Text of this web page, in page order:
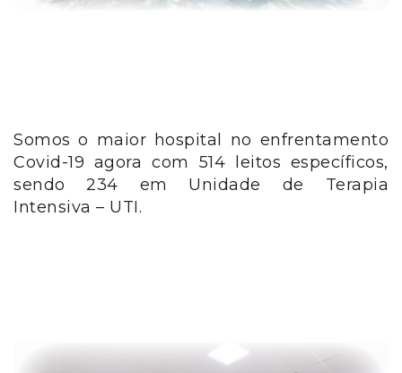
Somos o maior hospital no enfrentamento
Covid-19 agora com 514 leitos específicos,
sendo 234 em Unidade de Terapia
Intensiva – UTI.